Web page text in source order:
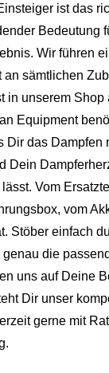
ist das
Bedeutung
Wir führen
an sämtlichen
in unserem
Equipment
Dir das Dampfen
Dein
Vom
vom
Stöber einfach
genau die
uns auf Deine
Dir unser
gerne mit